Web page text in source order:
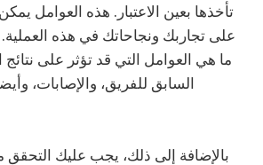
تأخذها بعين الاعتبار. هذه العوامل
على تجاربك ونجاحاتك في هذه
ما هي العوامل التي قد تؤثر على نتائج
السابق للفريق، والإصابات،
بالإضافة إلى ذلك، يجب عليك التحقق